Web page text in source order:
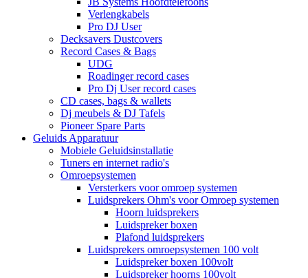
Verlengkabels
Pro DJ User
Decksavers Dustcovers
Record Cases & Bags
UDG
Roadinger record cases
Pro Dj User record cases
CD cases, bags & wallets
Dj meubels & DJ Tafels
Pioneer Spare Parts
Geluids Apparatuur
Mobiele Geluidsinstallatie
Tuners en internet radio's
Omroepsystemen
Versterkers voor omroep systemen
Luidsprekers Ohm's voor Omroep systemen
Hoorn luidsprekers
Luidspreker boxen
Plafond luidsprekers
Luidsprekers omroepsystemen 100 volt
Luidspreker boxen 100volt
Luidspreker hoorns 100volt